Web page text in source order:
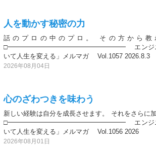
人を動かす秘密の力
話のプロの中のプロ。 その方から
□━━━━━━━━━━━━━━━━━━ エンジニ
いて人生を変える」メルマガ Vol.1057
2026年08月04日
心のざわつきを味わう
新しい経験は自分を成長させます。 それをさらに
□━━━━━━━━━━━━━━━━━━ エンジニ
いて人生を変える」メルマガ Vol.1056 2026
2026年08月01日